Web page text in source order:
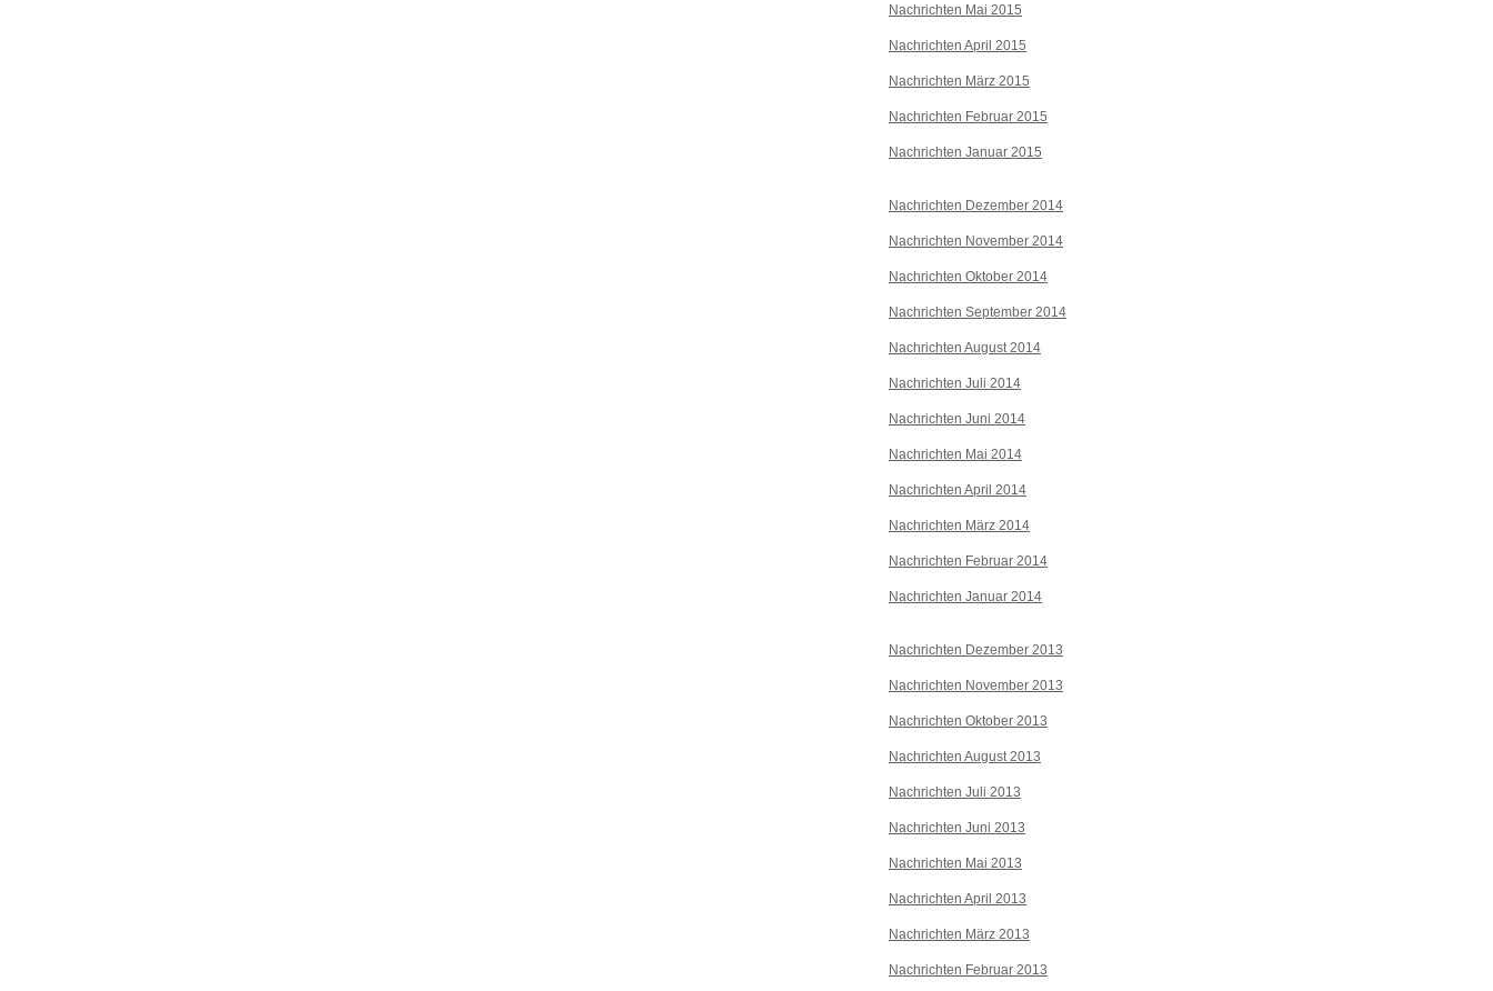
Nachrichten Mai 2015
Nachrichten April 2015
Nachrichten März 2015
Nachrichten Februar 2015
Nachrichten Januar 2015
Nachrichten Dezember 2014
Nachrichten November 2014
Nachrichten Oktober 2014
Nachrichten September 2014
Nachrichten August 2014
Nachrichten Juli 2014
Nachrichten Juni 2014
Nachrichten Mai 2014
Nachrichten April 2014
Nachrichten März 2014
Nachrichten Februar 2014
Nachrichten Januar 2014
Nachrichten Dezember 2013
Nachrichten November 2013
Nachrichten Oktober 2013
Nachrichten August 2013
Nachrichten Juli 2013
Nachrichten Juni 2013
Nachrichten Mai 2013
Nachrichten April 2013
Nachrichten März 2013
Nachrichten Februar 2013